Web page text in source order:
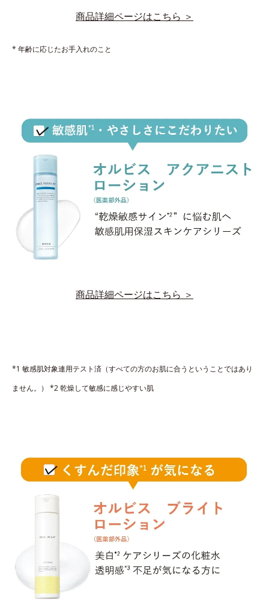
商品詳細ページはこちら ＞
* 年齢に応じたお手入れのこと
商品詳細ページはこちら ＞
*1 敏感肌対象連用テスト済（すべての方のお肌に合うということではあり
ません。） *2 乾燥して敏感に感じやすい肌